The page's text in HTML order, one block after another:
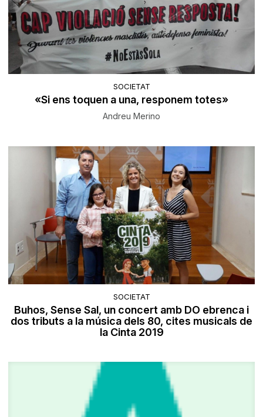
SOCIETAT
«Si ens toquen a una, responem totes»
Andreu Merino
SOCIETAT
Buhos, Sense Sal, un concert amb DO ebrenca i
dos tributs a la música dels 80, cites musicals de
la Cinta 2019